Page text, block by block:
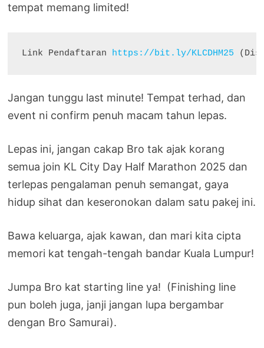
tempat memang limited!
Link Pendaftaran https://bit.ly/KLCDHM25
Jangan tunggu last minute! Tempat terhad, dan
event ni confirm penuh macam tahun lepas.
Lepas ini, jangan cakap Bro tak ajak korang
semua join KL City Day Half Marathon 2025 dan
terlepas pengalaman penuh semangat, gaya
hidup sihat dan keseronokan dalam satu pakej ini.
Bawa keluarga, ajak kawan, dan mari kita cipta
memori kat tengah-tengah bandar Kuala Lumpur!
Jumpa Bro kat starting line ya! (Finishing line
pun boleh juga, janji jangan lupa bergambar
dengan Bro Samurai).